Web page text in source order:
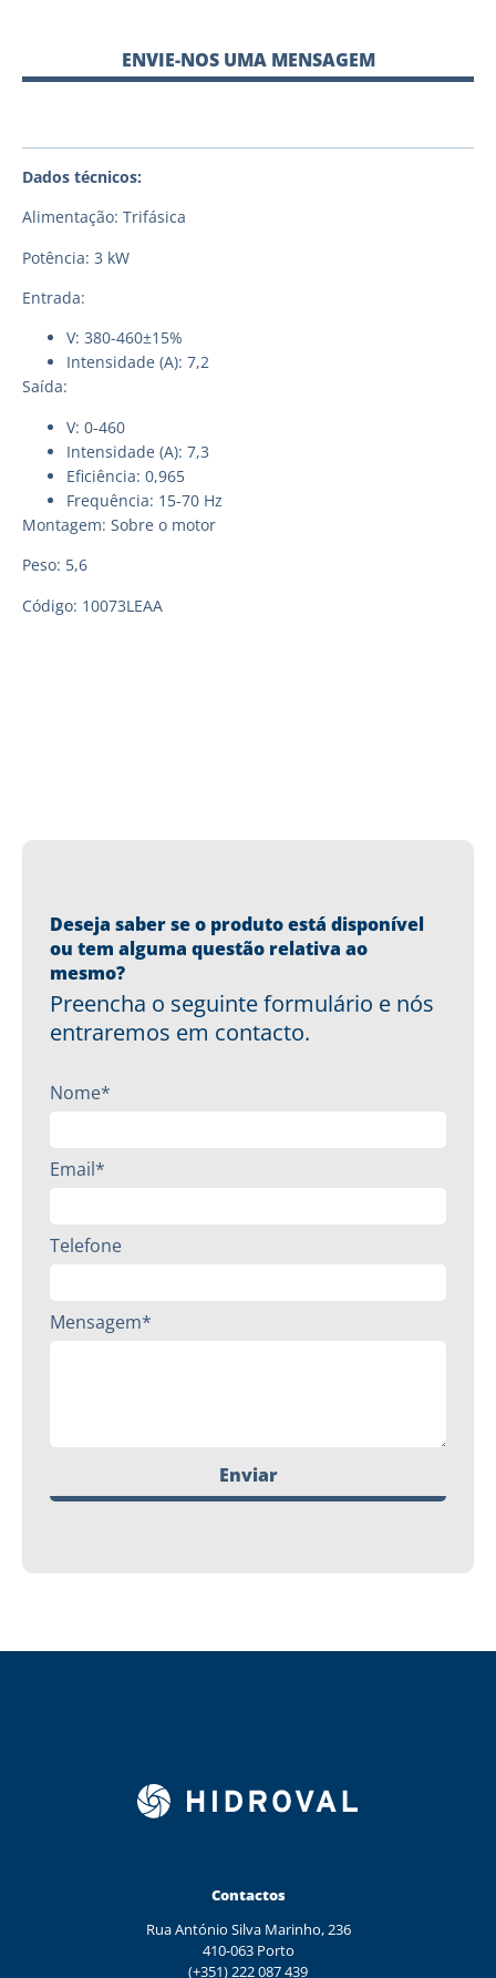
ENVIE-NOS UMA MENSAGEM
Dados técnicos:
Alimentação: Trifásica
Potência: 3 kW
Entrada:
V: 380-460±15%
Intensidade (A): 7,2
Saída:
V: 0-460
Intensidade (A): 7,3
Eficiência: 0,965
Frequência: 15-70 Hz
Montagem: Sobre o motor
Peso: 5,6
Código: 10073LEAA
Deseja saber se o produto está disponível
ou tem alguma questão relativa ao
mesmo?
Preencha o seguinte formulário e nós
entraremos em contacto.
Nome*
Email*
Telefone
Mensagem*
Enviar
Contactos
Rua António Silva Marinho, 236
410-063 Porto
(+351) 222 087 439